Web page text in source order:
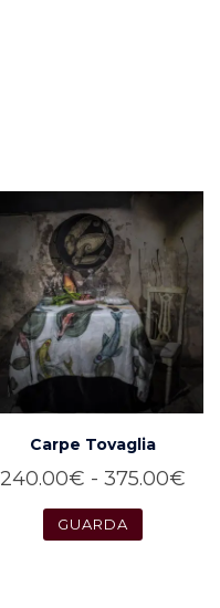
Carpe Tovaglia
240.00€ - 375.00€
GUARDA